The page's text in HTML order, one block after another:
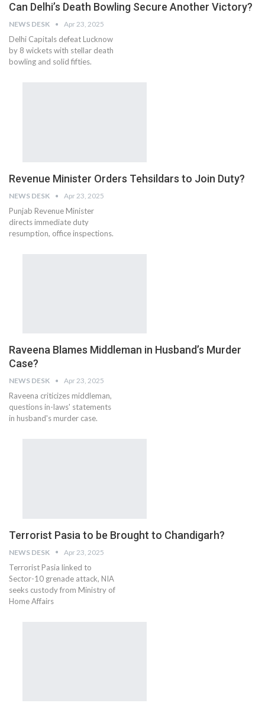
Can Delhi’s Death Bowling Secure Another Victory?
NEWS DESK Apr 23, 2025
Delhi Capitals defeat Lucknow
by 8 wickets with stellar death
bowling and solid fifties.
Revenue Minister Orders Tehsildars to Join Duty?
NEWS DESK Apr 23, 2025
Punjab Revenue Minister
directs immediate duty
resumption, office inspections.
Raveena Blames Middleman in Husband’s Murder
Case?
NEWS DESK Apr 23, 2025
Raveena criticizes middleman,
questions in-laws' statements
in husband's murder case.
Terrorist Pasia to be Brought to Chandigarh?
NEWS DESK Apr 23, 2025
Terrorist Pasia linked to
Sector-10 grenade attack, NIA
seeks custody from Ministry of
Home Affairs